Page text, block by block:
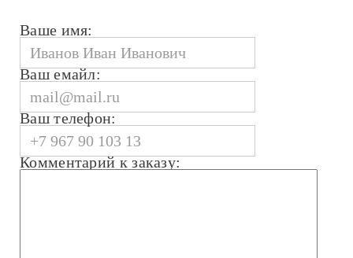
Ваше имя:
Ваш емайл:
Ваш телефон:
Комментарий к заказу: